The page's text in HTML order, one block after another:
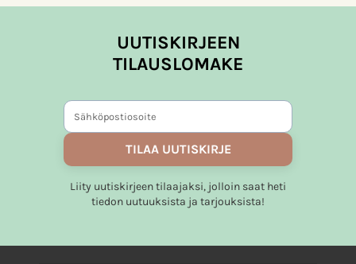
UUTISKIRJEEN
TILAUSLOMAKE
TILAA UUTISKIRJE
Liity uutiskirjeen tilaajaksi, jolloin saat heti
tiedon uutuuksista ja tarjouksista!